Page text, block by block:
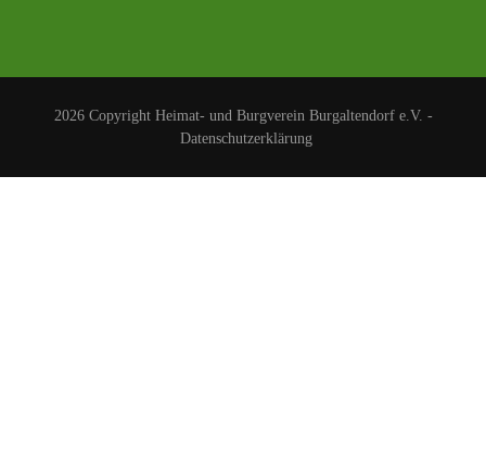
2026 Copyright Heimat- und Burgverein Burgaltendorf e.V. -
Datenschutzerklärung